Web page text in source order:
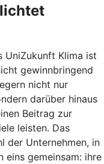
UniZukunft Klima ist
gewinnbringend
nicht nur
darüber hinaus
Beitrag zur
leisten. Das
der Unternehmen, in
eins gemeinsam: ihre